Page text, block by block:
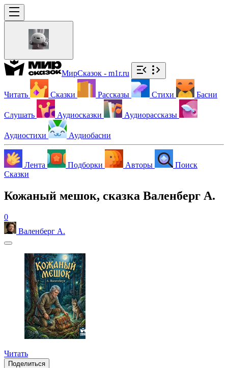
МирСказок - m1r.ru
Читать Сказки Рассказы Стихи Басни
Слушать Аудиосказки Аудиорассказы
Аудиостихи Аудиобасни
Лента Подборки Авторы
Поиск
Сказки
Кожаный мешок, сказка Валенберг А.
0
Валенберг А.
Читать
Поделиться